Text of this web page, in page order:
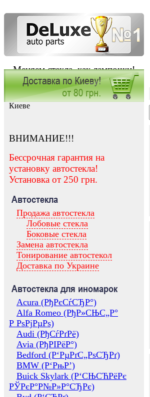
Меняем стекла, как лампочки!
Заказать установку автостекла в
Киеве
ВНИМАНИЕ!!!
Бессрочная гарантия на
установку автостекла!
Установка от 250 грн.
Автостекла
Продажа автостекла
Лобовые стекла
Боковые стекла
Замена автостекла
Тонирование автостекол
Доставка по Украине
Автостекла для иномарок
Acura (РђРєСѓСЂР°)
Alfa Romeo (РђР»СЊС„Р°
Р РѕРјРµРѕ)
Audi (РђСѓРґРё)
Avia (РђРІРёР°)
Bedford (Р‘РµРґС„РѕСЂРґ)
BMW (Р‘РњР’)
Buick Skylark (Р‘СЊСЋРёРє
РЎРєР°Р№Р»Р°СЂРє)